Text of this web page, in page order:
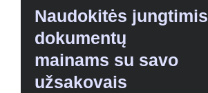
Naudokitės jungtimis
dokumentų
mainams su savo
užsakovais